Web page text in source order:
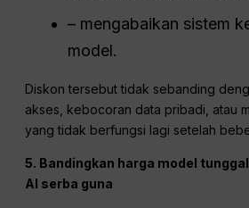
– mengabaikan sistem
model.
Diskon tersebut tidak sebanding
akses, kebocoran data pribadi, atau
yang tidak berfungsi lagi setelah
5. Bandingkan harga model
AI serba guna